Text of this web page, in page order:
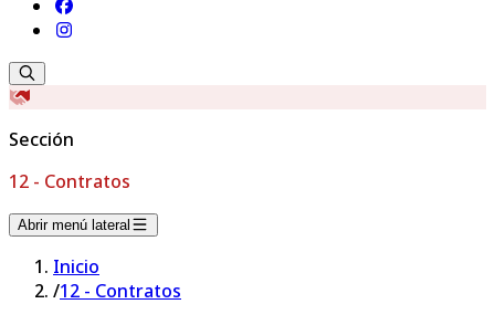
Sección
12 - Contratos
Abrir menú lateral
Inicio
/12 - Contratos